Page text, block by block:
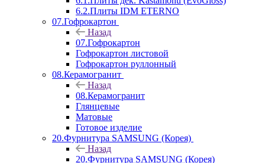
6.2.Плиты IDM ETERNO
07.Гофрокартон
Назад
07.Гофрокартон
Гофрокартон листовой
Гофрокартон руллонный
08.Керамогранит
Назад
08.Керамогранит
Глянцевые
Матовые
Готовое изделие
20.Фурнитура SAMSUNG (Корея)
Назад
20.Фурнитура SAMSUNG (Корея)